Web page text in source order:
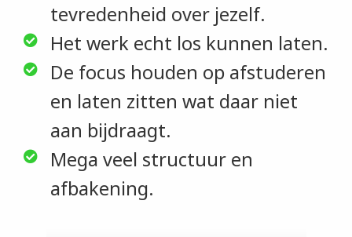
tevredenheid over jezelf.
Het werk echt los kunnen laten.
De focus houden op afstuderen
en laten zitten wat daar niet
aan bijdraagt.
Mega veel structuur en
afbakening.